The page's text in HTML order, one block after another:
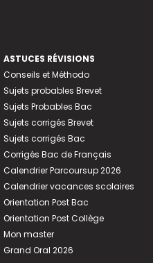
ASTUCES RÉVISIONS
Conseils et Méthodo
Sujets probables Brevet
Sujets Probables Bac
Sujets corrigés Brevet
Sujets corrigés Bac
Corrigés Bac de Français
Calendrier Parcoursup 2026
Calendrier vacances scolaires
Orientation Post Bac
Orientation Post Collège
Mon master
Grand Oral 2026